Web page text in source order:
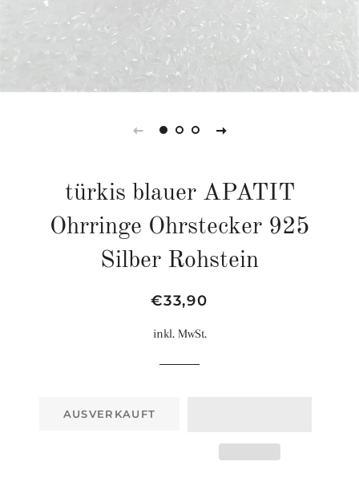
türkis blauer APATIT
Ohrringe Ohrstecker 925
Silber Rohstein
Normaler
Sonderpreis
€33,90
inkl. MwSt.
AUSVERKAUFT